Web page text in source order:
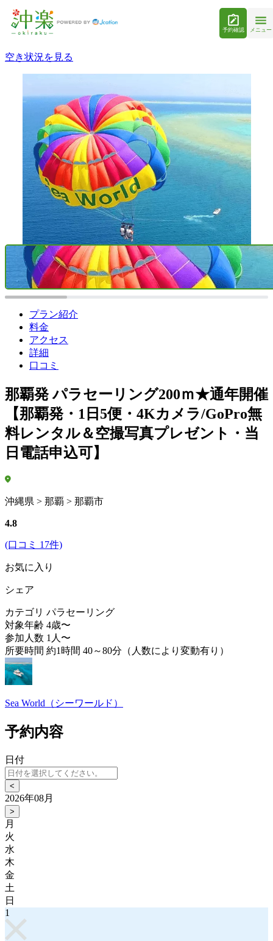
予約確認 メニュー
空き状況を見る
プラン紹介
料金
アクセス
詳細
口コミ
那覇発 パラセーリング200ｍ★通年開催
【那覇発・1日5便・4Kカメラ/GoPro無
料レンタル＆空撮写真プレゼント・当
日電話申込可】
沖縄県 > 那覇 > 那覇市
4.8
(口コミ 17件)
お気に入り
シェア
カテゴリ パラセーリング
対象年齢 4歳〜
参加人数 1人〜
所要時間 約1時間 40～80分（人数により変動有り）
Sea World（シーワールド）
予約内容
日付
<
2026年08月
>
月
火
水
木
金
土
日
1